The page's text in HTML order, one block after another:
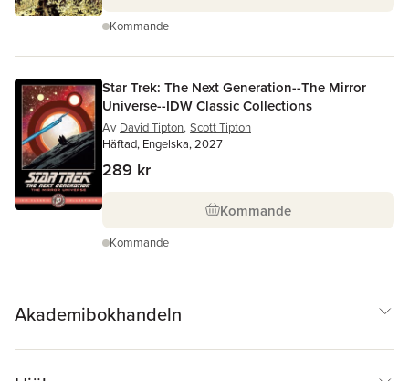
Kommande
Star Trek: The Next Generation--The Mirror
Universe--IDW Classic Collections
Av David Tipton, Scott Tipton
Häftad, Engelska, 2027
289 kr
Kommande
Kommande
Akademibokhandeln